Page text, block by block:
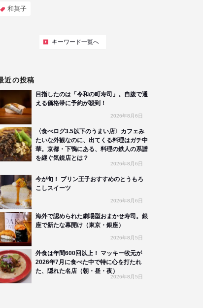
和菓子
キーワード一覧へ
近の投稿
目指したのは「令和の町寿司」。自腹で通
える価格帯に予約が殺到！
2026年8月6日
〈食べログ3.5以下のうまい店〉カフェみ
たいな外観なのに、出てくる料理はガチ中
華。京都・下鴨にある、料理の鉄人の系譜
を継ぐ気鋭店とは？
2026年8月6日
今が旬！ プリン王子おすすめのとうもろ
こしスイーツ
2026年8月6日
海外で認められた劇場型おまかせ寿司。銀
座で新たな幕開け（東京・銀座）
2026年8月5日
外食は年間600回以上！ マッキー牧元が
2026年7月に食べた中で特に心を打たれ
た、隠れた名店（朝・昼・夜）
2026年8月5日